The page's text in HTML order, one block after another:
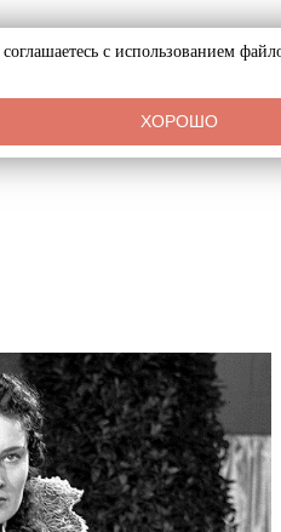
с использованием
ХОРОШО